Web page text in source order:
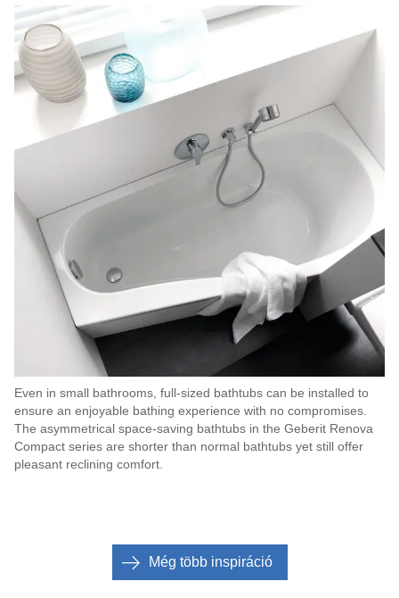
Even in small bathrooms, full-sized bathtubs can be installed to
ensure an enjoyable bathing experience with no compromises.
The asymmetrical space-saving bathtubs in the Geberit Renova
Compact series are shorter than normal bathtubs yet still offer
pleasant reclining comfort.
Még több inspiráció